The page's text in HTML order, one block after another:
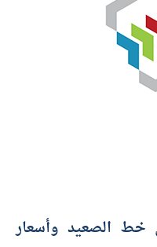
خط الصعيد وأسعار